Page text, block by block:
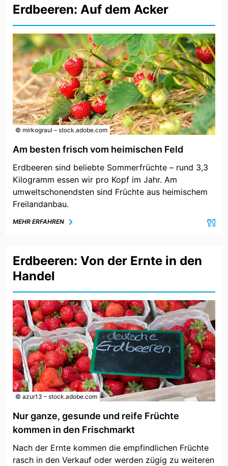
© mirkograul – stock.adobe.com
Erdbeeren: Auf dem Acker
Am besten frisch vom heimischen Feld
Erdbeeren sind beliebte Sommerfrüchte – rund 3,3
Kilogramm essen wir pro Kopf im Jahr. Am
umweltschonendsten sind Früchte aus heimischem
Freilandanbau.
MEHR ERFAHREN
© azur13 – stock.adobe.com
Erdbeeren: Von der Ernte in den
Handel
Nur ganze, gesunde und reife Früchte
kommen in den Frischmarkt
Nach der Ernte kommen die empfindlichen Früchte
rasch in den Verkauf oder werden zügig zu weiteren